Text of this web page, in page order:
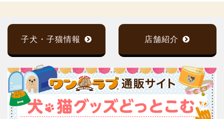
子犬・子猫情報 店舗紹介